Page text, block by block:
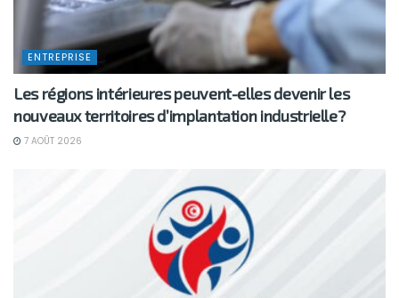
ENTREPRISE
Les régions intérieures peuvent-elles devenir les
nouveaux territoires d’implantation industrielle?
7 AOÛT 2026